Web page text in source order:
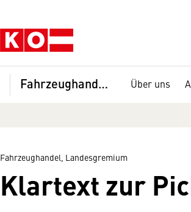
Fahrzeughandel, Landesgremium Über uns
Fahrzeughandel, Landesgremium
Klartext zur